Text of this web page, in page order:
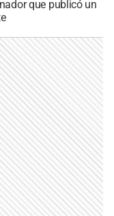
que publicó un